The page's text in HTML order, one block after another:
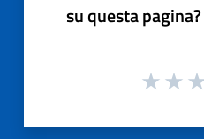
su questa pagina?